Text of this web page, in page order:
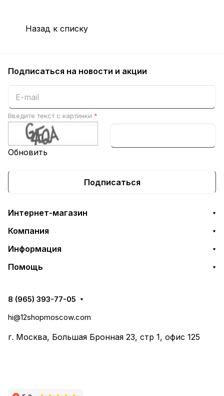
Назад к списку
Подписаться на новости и акции
Введите текст с картинки *
Обновить
Подписаться
Интернет-магазин
Компания
Информация
Помощь
8 (965) 393-77-05
hi@12shopmoscow.com
г. Москва, Большая Бронная 23, стр 1, офис 125